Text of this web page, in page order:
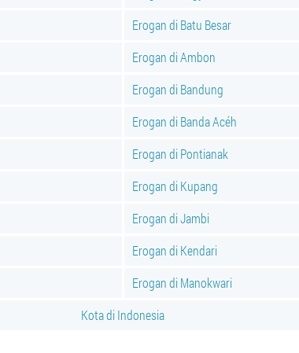
Erogan di Batu Besar
Erogan di Ambon
Erogan di Bandung
Erogan di Banda Acéh
Erogan di Pontianak
Erogan di Kupang
Erogan di Jambi
Erogan di Kendari
Erogan di Manokwari
Kota di Indonesia